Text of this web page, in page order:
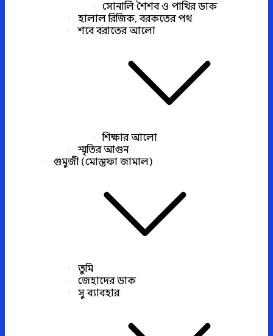
সোনালি শৈশব ও পাখির ডাক
হালাল রিজিক, বরকতের পথ
শবে বরাতের আলো
শিক্ষার আলো
স্মৃতির আগুন
গুমুজী (মোস্তফা জামাল)
তুমি
জেহাদের ডাক
সু ব্যাবহার